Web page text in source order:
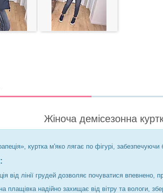
Жіноча демісезонна
куртка м'яко лягає по фігурі, забезпечуючи
від лінії грудей дозволяє почуватися
плащівка надійно захищає від вітру та вологи,